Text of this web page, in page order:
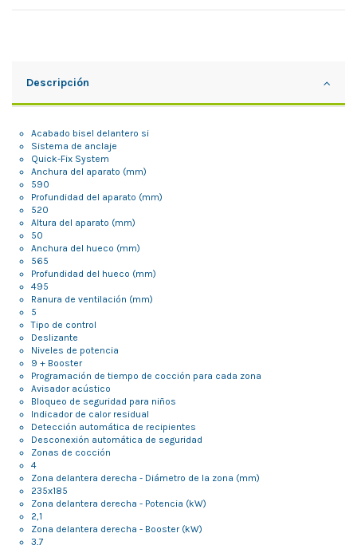
Descripción
Acabado bisel delantero si
Sistema de anclaje
Quick-Fix System
Anchura del aparato (mm)
590
Profundidad del aparato (mm)
520
Altura del aparato (mm)
50
Anchura del hueco (mm)
565
Profundidad del hueco (mm)
495
Ranura de ventilación (mm)
5
Tipo de control
Deslizante
Niveles de potencia
9 + Booster
Programación de tiempo de cocción para cada zona
Avisador acústico
Bloqueo de seguridad para niños
Indicador de calor residual
Detección automática de recipientes
Desconexión automática de seguridad
Zonas de cocción
4
Zona delantera derecha - Diámetro de la zona (mm)
235x185
Zona delantera derecha - Potencia (kW)
2,1
Zona delantera derecha - Booster (kW)
3,7